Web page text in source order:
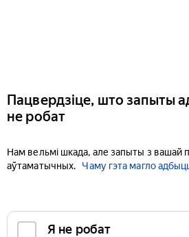
Пацвердзіце, што запыты
не робат
Нам вельмі шкада, але запыты з вашай
аўтаматычных.
Чаму гэта магло
Я не робат